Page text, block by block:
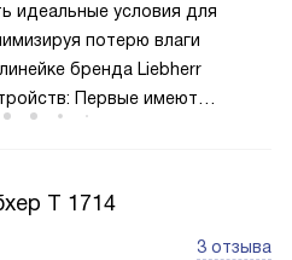
затрачивается
идеальные условия для
потерю влаги
бренда Liebherr
Первые имеют
«сухой стенки». Такие
комфортную
T 1714
3 отзыва